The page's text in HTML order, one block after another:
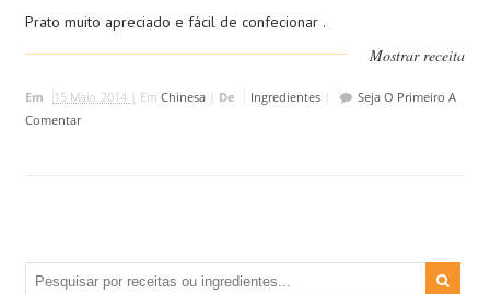
Prato muito apreciado e fácil de confecionar .
Mostrar receita
Em 15 Maio, 2014 | Em Chinesa| De Ingredientes|
Seja O Primeiro A
Comentar